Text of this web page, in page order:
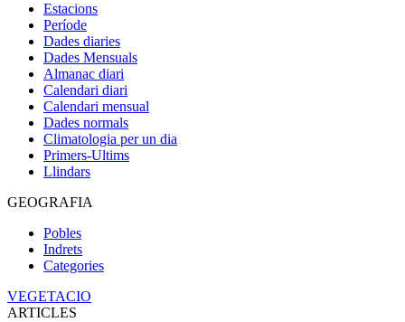
Estacions
Període
Dades diaries
Dades Mensuals
Almanac diari
Calendari diari
Calendari mensual
Dades normals
Climatologia per un dia
Primers-Ultims
Llindars
GEOGRAFIA
Pobles
Indrets
Categories
VEGETACIO
ARTICLES